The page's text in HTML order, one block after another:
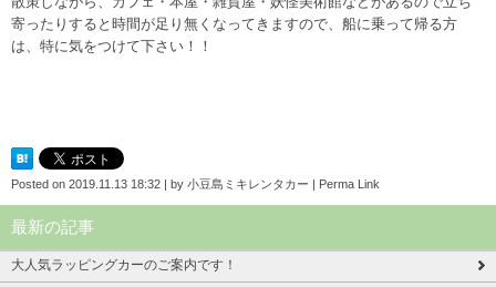
寄ったりすると時間が足り無くなってきますので、船に乗って帰る方
は、特に気をつけて下さい！！
Posted on 2019.11.13 18:32 | by 小豆島ミキレンタカー | Perma Link
最新の記事
大人気ラッピングカーのご案内です！